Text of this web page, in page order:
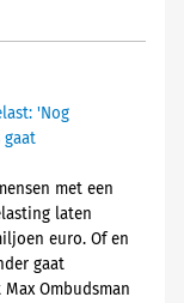
'Nog
gaat
met een
laten
euro. Of en
gaat
Ombudsman